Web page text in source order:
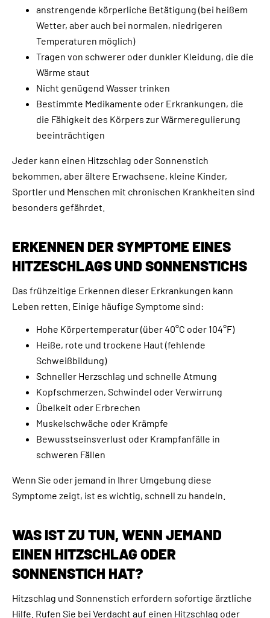
anstrengende körperliche Betätigung (bei heißem
Wetter, aber auch bei normalen, niedrigeren
Temperaturen möglich)
Tragen von schwerer oder dunkler Kleidung, die die
Wärme staut
Nicht genügend Wasser trinken
Bestimmte Medikamente oder Erkrankungen, die
die Fähigkeit des Körpers zur Wärmeregulierung
beeinträchtigen
Jeder kann einen Hitzschlag oder Sonnenstich
bekommen, aber ältere Erwachsene, kleine Kinder,
Sportler und Menschen mit chronischen Krankheiten sind
besonders gefährdet.
ERKENNEN DER SYMPTOME EINES
HITZESCHLAGS UND SONNENSTICHS
Das frühzeitige Erkennen dieser Erkrankungen kann
Leben retten. Einige häufige Symptome sind:
Hohe Körpertemperatur (über 40°C oder 104°F)
Heiße, rote und trockene Haut (fehlende
Schweißbildung)
Schneller Herzschlag und schnelle Atmung
Kopfschmerzen, Schwindel oder Verwirrung
Übelkeit oder Erbrechen
Muskelschwäche oder Krämpfe
Bewusstseinsverlust oder Krampfanfälle in
schweren Fällen
Wenn Sie oder jemand in Ihrer Umgebung diese
Symptome zeigt, ist es wichtig, schnell zu handeln.
WAS IST ZU TUN, WENN JEMAND
EINEN HITZSCHLAG ODER
SONNENSTICH HAT?
Hitzschlag und Sonnenstich erfordern sofortige ärztliche
Hilfe. Rufen Sie bei Verdacht auf einen Hitzschlag oder